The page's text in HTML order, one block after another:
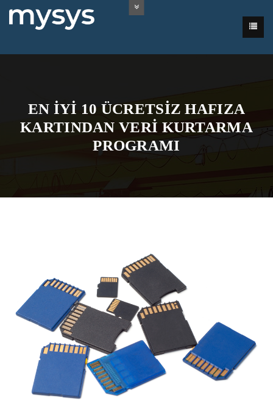
EN İYI 10 ÜCRETSIZ HAFIZA
KARTINDAN VERI KURTARMA
PROGRAMI